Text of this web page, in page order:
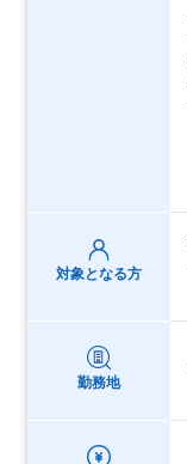
対象となる方
勤務地